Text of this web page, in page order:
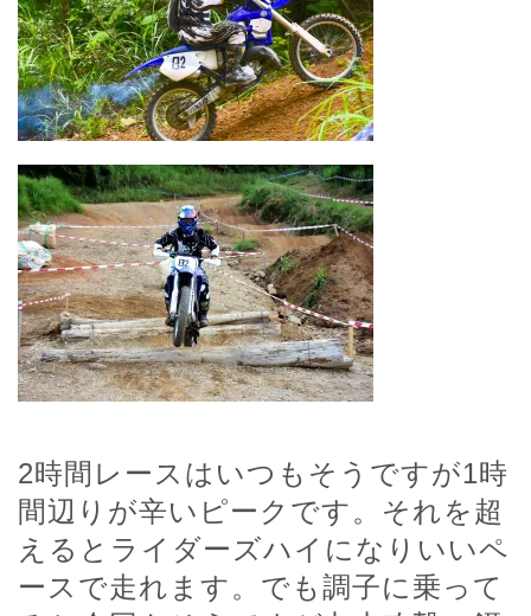
2時間レースはいつもそうですが1時
間辺りが辛いピークです。それを超
えるとライダーズハイになりいいペ
ースで走れます。でも調子に乗って